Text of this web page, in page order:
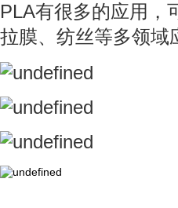
PLA有很多的应用，
拉膜、纺丝等多领域